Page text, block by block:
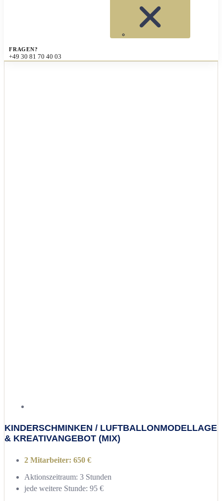
FRAGEN?
+49 30 81 70 40 03
KINDERSCHMINKEN / LUFTBALLONMODELLAGE
& KREATIVANGEBOT (MIX)
2 Mitarbeiter: 650 €
Aktionszeitraum: 3 Stunden
jede weitere Stunde: 95 €